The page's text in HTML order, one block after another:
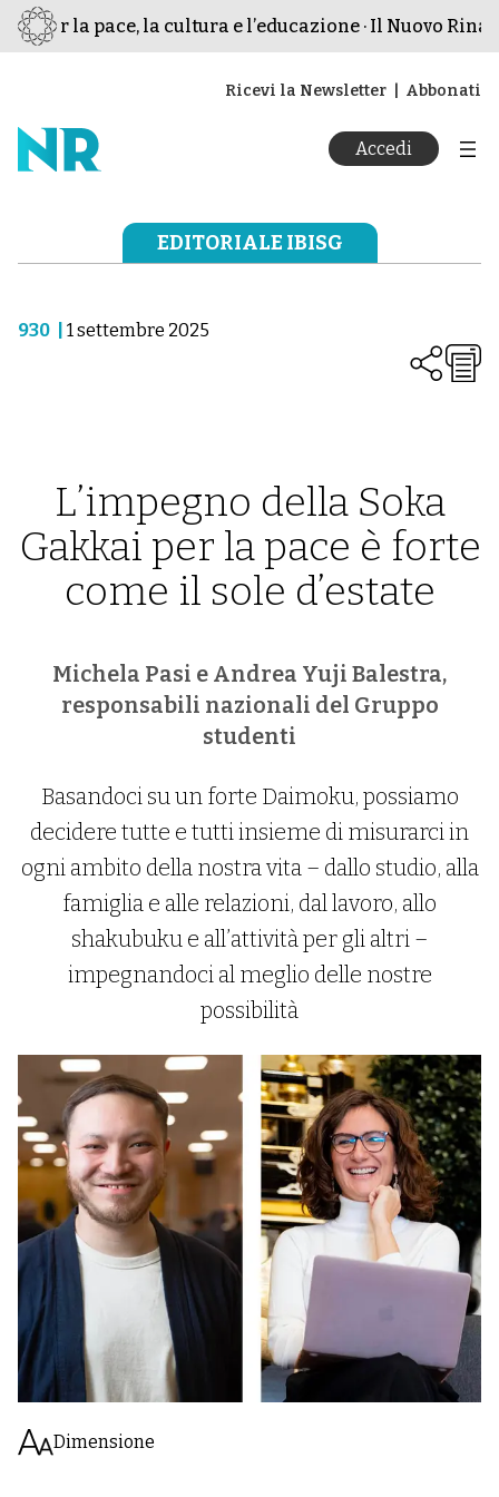
per la pace, la cultura e l’educazione · Il Nuovo
Ricevi la Newsletter Abbonati
Accedi
EDITORIALE IBISG
930 1 settembre 2025
L’impegno della Soka
Gakkai per la pace è forte
come il sole d’estate
Michela Pasi e Andrea Yuji Balestra,
responsabili nazionali del Gruppo
studenti
Basandoci su un forte Daimoku, possiamo
decidere tutte e tutti insieme di misurarci in
ogni ambito della nostra vita – dallo studio, alla
famiglia e alle relazioni, dal lavoro, allo
shakubuku e all’attività per gli altri –
impegnandoci al meglio delle nostre
possibilità
Dimensione